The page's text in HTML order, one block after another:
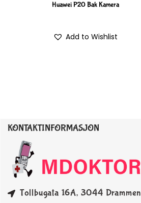
Huawei P20 Bak Kamera
Add to Wishlist
KONTAKTINFORMASJON
Tollbugata 16A, 3044 Drammen